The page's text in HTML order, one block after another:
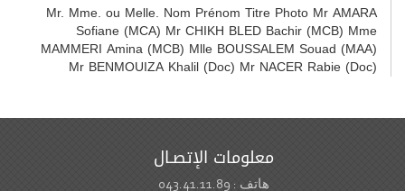
Mr. Mme. ou Melle. Nom Prénom Titre Photo Mr AMARA
Sofiane (MCA) Mr CHIKH BLED Bachir (MCB) Mme
MAMMERI Amina (MCB) Mlle BOUSSALEM Souad (MAA)
Mr BENMOUIZA Khalil (Doc) Mr NACER Rabie (Doc)
معلومات الإتصـال
هاتف : 043.41.11.89